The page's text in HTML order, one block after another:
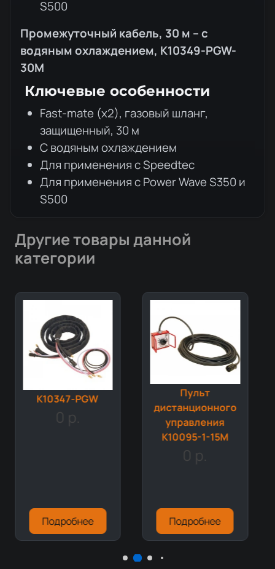
S500
Промежуточный кабель, 30 м – с
водяным охлаждением, K10349-PGW-
30M
Ключевые особенности
Fast-mate (x2), газовый шланг,
защищенный, 30 м
С водяным охлаждением
Для применения с Speedtec
Для применения с Power Wave S350 и
S500
Другие товары данной
категории
K10347-PGW
0 р.
Подробнее
Пульт
дистанционного
управления
K10095-1-15M
0 р.
Подробнее